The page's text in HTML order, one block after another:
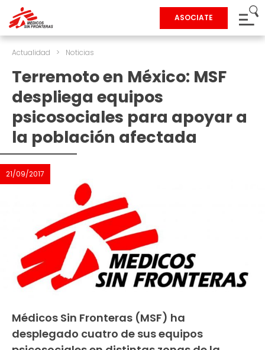
ASOCIATE
Actualidad > Noticias
Terremoto en México: MSF
despliega equipos
psicosociales para apoyar a
la población afectada
21/09/2017
Médicos Sin Fronteras (MSF) ha
desplegado cuatro de sus equipos